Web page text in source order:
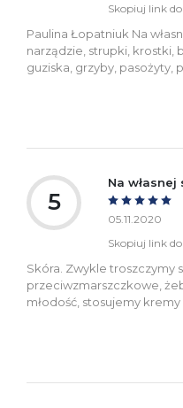
Skopiuj link
Paulina Łopatniuk Na
narządzie, strupki, krostki,
guziska, grzyby, pasożyty,
5
Na własnej
05.11.2020
Skopiuj link
Skóra. Zwykle troszczymy
przeciwzmarszczkowe,
młodość, stosujemy